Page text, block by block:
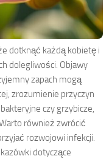
dotknąć każdą kobietę i
dolegliwości. Objawy
zapach mogą
zrozumienie przyczyn
czy grzybicze,
również zwrócić
rozwojowi infekcji.
dotyczące